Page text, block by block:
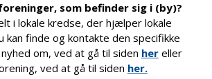
som befinder sig i (by)?
i lokale kredse, der hjælper lokale
kan finde og kontakte den specifikke
om, ved at gå til siden hereller
ved at gå til siden her.